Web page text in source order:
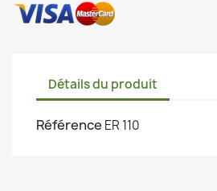
Détails du produit
Référence ER 110